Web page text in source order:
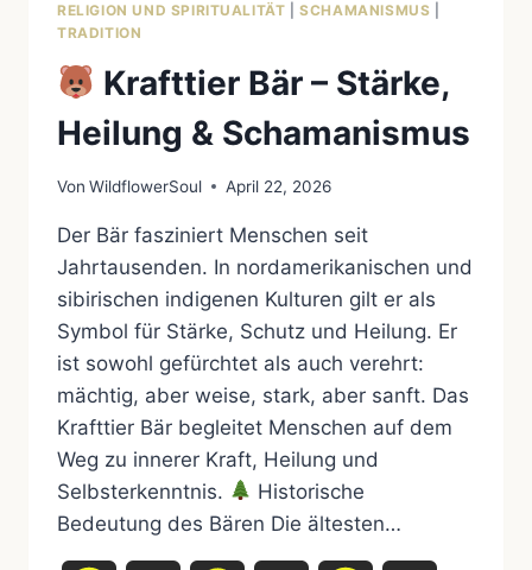
RELIGION UND SPIRITUALITÄT |SCHAMANISMUS
TRADITION
Krafttier Bär – Stärke,
Heilung & Schamanismus
Von WildflowerSoul April 22, 2026
Der Bär fasziniert Menschen seit
Jahrtausenden. In nordamerikanischen und
sibirischen indigenen Kulturen gilt er als
Symbol für Stärke, Schutz und Heilung. Er
ist sowohl gefürchtet als auch verehrt:
mächtig, aber weise, stark, aber sanft. Das
Krafttier Bär begleitet Menschen auf dem
Weg zu innerer Kraft, Heilung und
Selbsterkenntnis.
Historische
Bedeutung des Bären Die ältesten…